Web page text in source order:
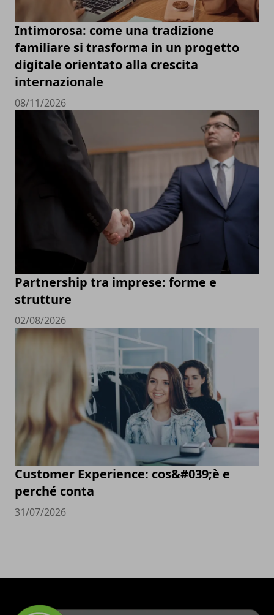
Intimorosa: come una tradizione
familiare si trasforma in un progetto
digitale orientato alla crescita
internazionale
08/11/2026
Partnership tra imprese: forme e
strutture
02/08/2026
Customer Experience: cos&#039;è e
perché conta
31/07/2026